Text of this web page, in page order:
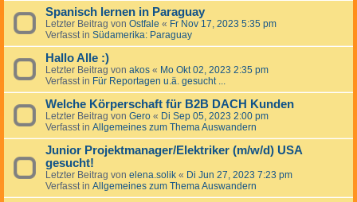
Spanisch lernen in Paraguay
Letzter Beitrag von Ostfale « Fr Nov 17, 2023 5:35 pm
Verfasst in Südamerika: Paraguay
Hallo Alle :)
Letzter Beitrag von akos « Mo Okt 02, 2023 2:35 pm
Verfasst in Für Reportagen u.ä. gesucht ...
Welche Körperschaft für B2B DACH Kunden
Letzter Beitrag von Gero « Di Sep 05, 2023 2:00 pm
Verfasst in Allgemeines zum Thema Auswandern
Junior Projektmanager/Elektriker (m/w/d) USA
gesucht!
Letzter Beitrag von elena.solik « Di Jun 27, 2023 7:23 pm
Verfasst in Allgemeines zum Thema Auswandern